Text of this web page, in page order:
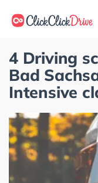
4 Driving
Bad
Intensive